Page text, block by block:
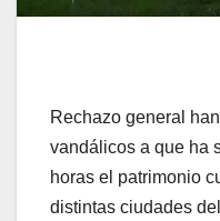
Rechazo general
vandálicos a que ha
horas el patrimonio
distintas ciudades